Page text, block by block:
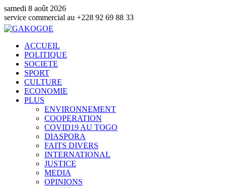
samedi 8 août 2026
au +228 92 69 88 33
ACCUEIL
POLITIQUE
SOCIETE
SPORT
CULTURE
ECONOMIE
PLUS
ENVIRONNEMENT
COOPERATION
COVID19 AU TOGO
DIASPORA
FAITS DIVERS
INTERNATIONAL
JUSTICE
MEDIA
OPINIONS